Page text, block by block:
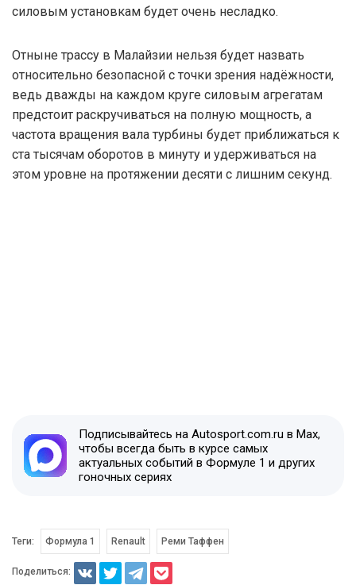
силовым установкам будет очень несладко.
Отныне трассу в Малайзии нельзя будет назвать
относительно безопасной с точки зрения надёжности,
ведь дважды на каждом круге силовым агрегатам
предстоит раскручиваться на полную мощность, а
частота вращения вала турбины будет приближаться к
ста тысячам оборотов в минуту и удерживаться на
этом уровне на протяжении десяти с лишним секунд.
Подписывайтесь на Autosport.com.ru в Max,
чтобы всегда быть в курсе самых
актуальных событий в Формуле 1 и других
гоночных сериях
Теги: Формула 1 Renault Реми Таффен
Поделиться: